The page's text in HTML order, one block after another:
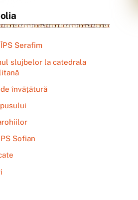
Serafim
slujbelor la catedrala
învățătură
Sofian